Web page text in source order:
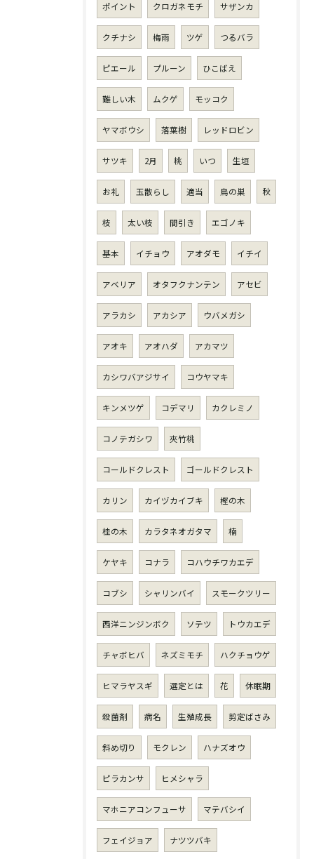
ポイント クロガネモチ サザンカ
クチナシ 梅雨 ツゲ つるバラ
ピエール プルーン ひこばえ
難しい木 ムクゲ モッコク
ヤマボウシ 落葉樹 レッドロビン
サツキ 2月 桃 いつ 生垣
お礼 玉散らし 適当 鳥の巣 秋
枝 太い枝 間引き エゴノキ
基本 イチョウ アオダモ イチイ
アベリア オタフクナンテン アセビ
アラカシ アカシア ウバメガシ
アオキ アオハダ アカマツ
カシワバアジサイ コウヤマキ
キンメツゲ コデマリ カクレミノ
コノテガシワ 夾竹桃
コールドクレスト ゴールドクレスト
カリン カイヅカイブキ 樫の木
桂の木 カラタネオガタマ 楠
ケヤキ コナラ コハウチワカエデ
コブシ シャリンバイ スモークツリー
西洋ニンジンボク ソテツ トウカエデ
チャボヒバ ネズミモチ ハクチョウゲ
ヒマラヤスギ 選定とは 花 休眠期
殺菌剤 病名 生殖成長 剪定ばさみ
斜め切り モクレン ハナズオウ
ピラカンサ ヒメシャラ
マホニアコンフューサ マテバシイ
フェイジョア ナツツバキ